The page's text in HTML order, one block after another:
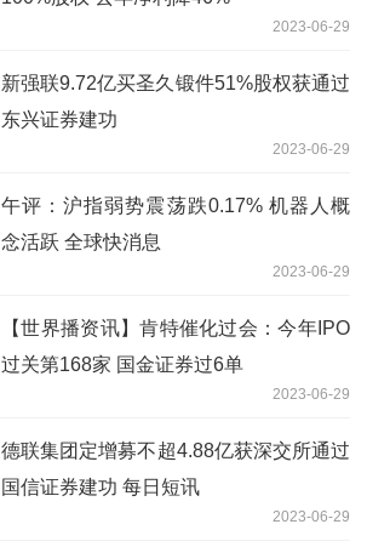
2023-06-29
新强联9.72亿买圣久锻件51%股权获通过
东兴证券建功
2023-06-29
午评：沪指弱势震荡跌0.17% 机器人概
念活跃 全球快消息
2023-06-29
【世界播资讯】肯特催化过会：今年IPO
过关第168家 国金证券过6单
2023-06-29
德联集团定增募不超4.88亿获深交所通过
国信证券建功 每日短讯
2023-06-29